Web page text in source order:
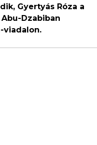
Gyertyás Róza a
Dzabiban
viadalon.